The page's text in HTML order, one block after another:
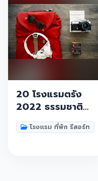
20 โรงแรมตรัง
2022 ธรรมชาติ
บำบัดหนีความวุ่ย
วายไปพักผ่อน
โรงแรม ที่พัก รีสอร์ท